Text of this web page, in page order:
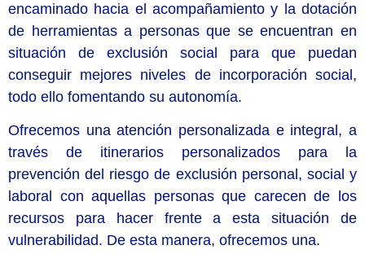
encaminado hacia el acompañamiento y la dotación
de herramientas a personas que se encuentran en
situación de exclusión social para que puedan
conseguir mejores niveles de incorporación social,
todo ello fomentando su autonomía.
Ofrecemos una atención personalizada e integral, a
través de itinerarios personalizados para la
prevención del riesgo de exclusión personal, social y
laboral con aquellas personas que carecen de los
recursos para hacer frente a esta situación de
vulnerabilidad. De esta manera, ofrecemos una.